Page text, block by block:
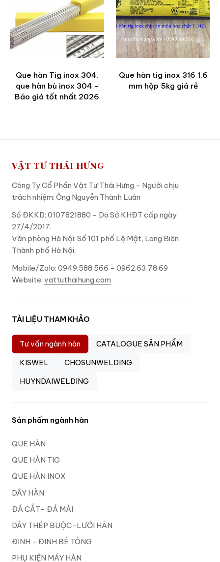
Que hàn Tig inox 304,
que hàn bù inox 304 -
Báo giá tốt nhất 2026
Que hàn tig inox 316 1.6
mm hộp 5kg giá rẻ
VẬT TƯ THÁI HƯNG
Công Ty Cổ Phần Vật Tư Thái Hưng - Người chịu
trách nhiệm: Ông Nguyễn Thành Luân
Số ĐKKD: 0107821880 - Do Sở KHĐT cấp ngày
27/4/2017.
Văn phòng Hà Nội: Số 101 phố Lệ Mật, Long Biên,
Thành phố Hà Nội.
Mobile/Zalo: 0949.588.566 - 0962.63.78.69
Website: vattuthaihung.com
TÀI LIỆU THAM KHẢO
Tư vấn ngành hàn
CATALOGUE SẢN PHẨM
KISWEL
CHOSUNWELDING
HUYNDAIWELDING
Sản phẩm ngành hàn
QUE HÀN
QUE HÀN TIG
QUE HÀN INOX
DÂY HÀN
ĐÁ CẮT- ĐÁ MÀI
DÂY THÉP BUỘC-LƯỚI HÀN
ĐINH - ĐINH BÊ TÔNG
PHỤ KIỆN MÁY HÀN